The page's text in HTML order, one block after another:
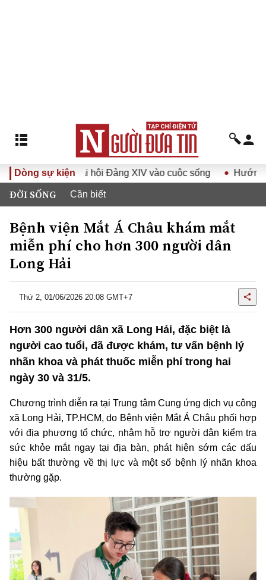
Dòng sự kiện
quyết Đại hội Đảng XIV vào cuộc sống Hướng tới Đại
ĐỜI SỐNG Cần biết
Bệnh viện Mắt Á Châu khám mắt
miễn phí cho hơn 300 người dân
Long Hải
Thứ 2, 01/06/2026 20:08 GMT+7
Hơn 300 người dân xã Long Hải, đặc biệt là
người cao tuổi, đã được khám, tư vấn bệnh lý
nhãn khoa và phát thuốc miễn phí trong hai
ngày 30 và 31/5.
Chương trình diễn ra tại Trung tâm Cung ứng dịch vụ công
xã Long Hải, TP.HCM, do Bệnh viện Mắt Á Châu phối hợp
với địa phương tổ chức, nhằm hỗ trợ người dân kiểm tra
sức khỏe mắt ngay tại địa bàn, phát hiện sớm các dấu
hiệu bất thường về thị lực và một số bệnh lý nhãn khoa
thường gặp.